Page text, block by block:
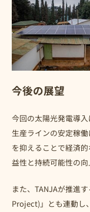
今後の展望
今回の太陽光発電導入
生産ラインの安定稼
を抑えることで経済
益性と持続可能性の向
また、TANJAが推進
Project)」とも連動し